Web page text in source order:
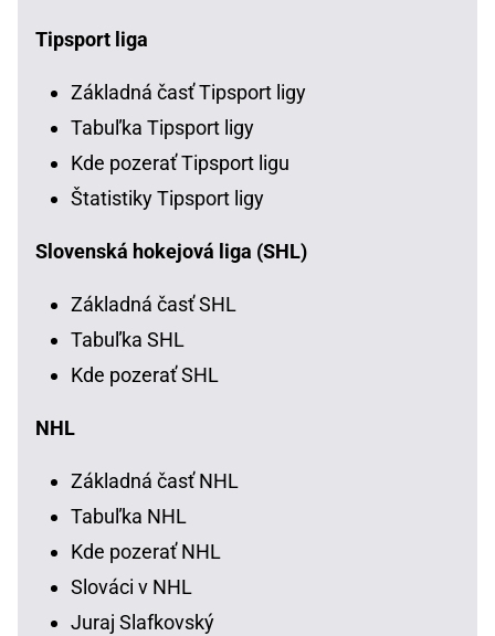
Tipsport liga
Základná časť Tipsport ligy
Tabuľka Tipsport ligy
Kde pozerať Tipsport ligu
Štatistiky Tipsport ligy
Slovenská hokejová liga (SHL)
Základná časť SHL
Tabuľka SHL
Kde pozerať SHL
NHL
Základná časť NHL
Tabuľka NHL
Kde pozerať NHL
Slováci v NHL
Juraj Slafkovský